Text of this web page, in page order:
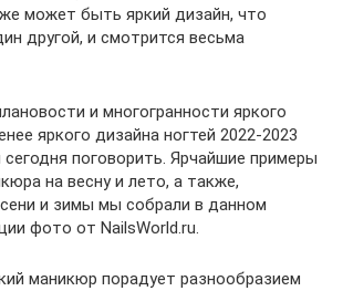
может быть яркий дизайн, что
другой, и смотрится весьма
и многогранности яркого
яркого дизайна ногтей 2022-2023
поговорить. Ярчайшие примеры
на весну и лето, а также,
и зимы мы собрали в данном
фото от NailsWorld.ru.
маникюр порадует разнообразием